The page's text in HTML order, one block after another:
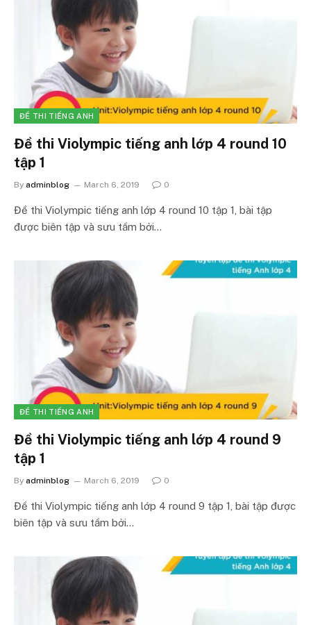
ĐỀ THI TIẾNG ANH
Đề thi Violympic tiếng anh lớp 4 round 10
tập 1
By adminblog March 6, 2019 0
Đề thi Violympic tiếng anh lớp 4 round 10 tập 1, bài tập
được biên tập và sưu tầm bởi…
ĐỀ THI TIẾNG ANH
Đề thi Violympic tiếng anh lớp 4 round 9
tập 1
By adminblog March 6, 2019 0
Đề thi Violympic tiếng anh lớp 4 round 9 tập 1, bài tập được
biên tập và sưu tầm bởi…